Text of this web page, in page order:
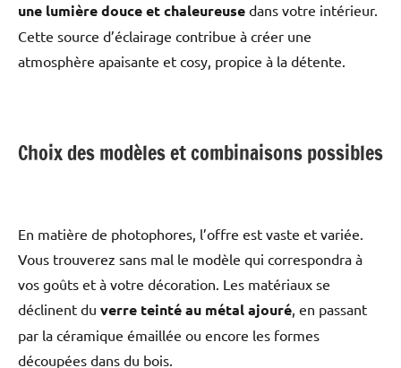
une lumière douce et chaleureuse dans votre intérieur.
Cette source d’éclairage contribue à créer une
atmosphère apaisante et cosy, propice à la détente.
Choix des modèles et combinaisons possibles
En matière de photophores, l’offre est vaste et variée.
Vous trouverez sans mal le modèle qui correspondra à
vos goûts et à votre décoration. Les matériaux se
déclinent du verre teinté au métal ajouré , en passant
par la céramique émaillée ou encore les formes
découpées dans du bois.